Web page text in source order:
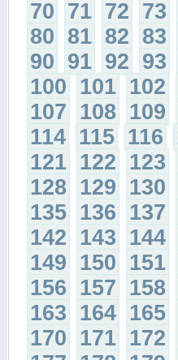
70 71 72 73
80 81 82 83
90 91 92 93
100 101 102
107 108 109
114 115 116
121 122 123
128 129 130
135 136 137
142 143 144
149 150 151
156 157 158
163 164 165
170 171 172